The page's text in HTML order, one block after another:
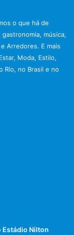
o que há de
música,
Arredores. E mais
Moda, Estilo,
Rio, no Brasil e no
Nilton